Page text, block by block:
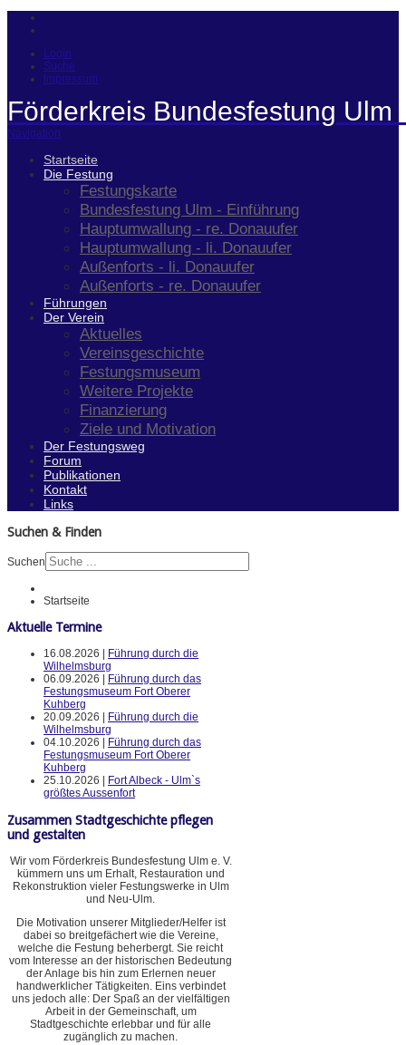
Login
Suche
Impressum
Förderkreis Bundesfestung Ulm
Navigation
Startseite
Die Festung
Festungskarte
Bundesfestung Ulm - Einführung
Hauptumwallung - re. Donauufer
Hauptumwallung - li. Donauufer
Außenforts - li. Donauufer
Außenforts - re. Donauufer
Führungen
Der Verein
Aktuelles
Vereinsgeschichte
Festungsmuseum
Weitere Projekte
Finanzierung
Ziele und Motivation
Der Festungsweg
Forum
Publikationen
Kontakt
Links
Suchen & Finden
Suchen
Startseite
Aktuelle Termine
16.08.2026 |
Führung durch die
Wilhelmsburg
06.09.2026 |
Führung durch das
Festungsmuseum Fort Oberer
Kuhberg
20.09.2026 |
Führung durch die
Wilhelmsburg
04.10.2026 |
Führung durch das
Festungsmuseum Fort Oberer
Kuhberg
25.10.2026 |
Fort Albeck - Ulm`s
größtes Aussenfort
Zusammen Stadtgeschichte pflegen
und gestalten
Wir vom Förderkreis Bundesfestung Ulm e. V.
kümmern uns um Erhalt, Restauration und
Rekonstruktion vieler Festungswerke in Ulm
und Neu-Ulm.
Die Motivation unserer Mitglieder/Helfer ist
dabei so breitgefächert wie die Vereine,
welche die Festung beherbergt. Sie reicht
vom Interesse an der historischen Bedeutung
der Anlage bis hin zum Erlernen neuer
handwerklicher Tätigkeiten. Eins verbindet
uns jedoch alle: Der Spaß an der vielfältigen
Arbeit in der Gemeinschaft, um
Stadtgeschichte erlebbar und für alle
zugänglich zu machen.